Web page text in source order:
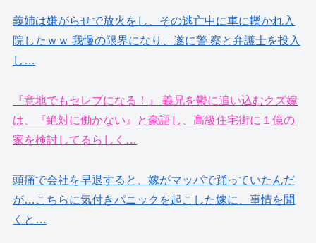
義姉は嫌がらせで放火をし、その逃亡中に車に轢かれ入
院したｗｗ 我慢の限界になり、遂に警 察と弁護士を投入
し…
『意地でもセレブになる！』 義兄を鬱に追い込むクズ嫁
は、『絶対に働かない』と豪語し、高級住宅街に１億の
家を検討してるらしく…
頭痛で会社を早退すると、嫁がマッパで踊っていたんだ
が…こちらに気付きパニックを起こした嫁に、事情を聞
くと…